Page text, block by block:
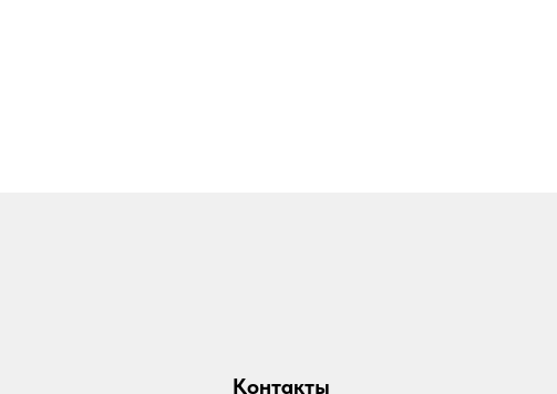
Контакты